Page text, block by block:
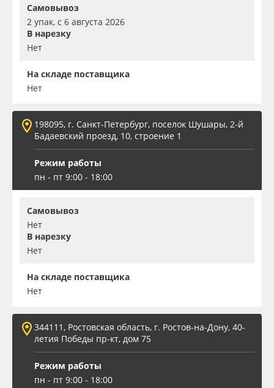
Самовывоз
2 упак, с 6 августа 2026
В нарезку
Нет
На складе поставщика
Нет
198095, г. Санкт-Петербург, поселок Шушары, 2-й
Бадаевский проезд, 10, строение 1
Режим работы
пн - пт 9:00 - 18:00
Самовывоз
Нет
В нарезку
Нет
На складе поставщика
Нет
344111, Ростовская область, г. Ростов-на-Дону, 40-
летия Победы пр-кт, дом 75
Режим работы
пн - пт 9:00 - 18:00